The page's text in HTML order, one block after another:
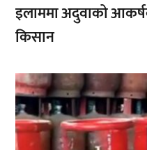
इलाममा अदुवाको
किसान
,